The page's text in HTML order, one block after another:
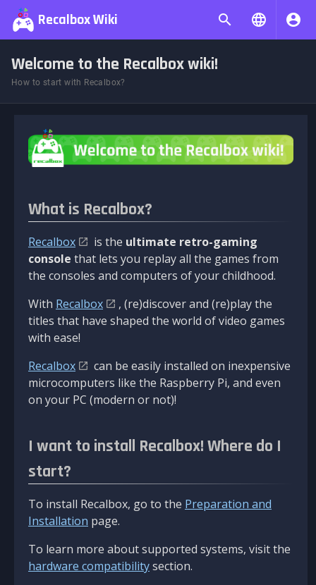
Recalbox Wiki
Welcome to the Recalbox wiki!
How to start with Recalbox?
What is Recalbox?
Recalbox is the ultimate retro-gaming
console that lets you replay all the games from
the consoles and computers of your childhood.
With Recalbox
, (re)discover and (re)play the
titles that have shaped the world of video games
with ease!
Recalbox
can be easily installed on inexpensive
microcomputers like the Raspberry Pi, and even
on your PC (modern or not)!
I want to install Recalbox! Where do I
start?
To install Recalbox, go to the Preparation and
Installation page.
To learn more about supported systems, visit the
hardware compatibilitysection.